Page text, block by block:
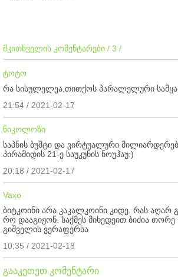
მკითხველის კომენტარები / 3 /
ტოტო
რა სისულელეა,თითქოს პარალელური
21:54 / 2021-02-17
ნიკოლოზი
საპნის ბუშტი და ვირტუალური
პირამიდის 21-ე საუკუნის ნოუჰაუ:)
20:18 / 2021-02-17
Vaxo
ბიტკოინი არა კაკალკოინი კიდე. რას აღარ
რო დააგიჟონ. საქმეს მიხედეით ბიძია თორე
გიშველის ვერაფერსა
10:35 / 2021-02-18
გააკეთეთ კომენტარი